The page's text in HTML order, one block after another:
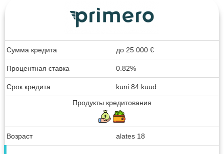
Сумма кредита до 25 000 €
Процентная ставка 0.82%
Срок кредита
kuni 84 kuud
Продукты кредитования
Возраст alates 18